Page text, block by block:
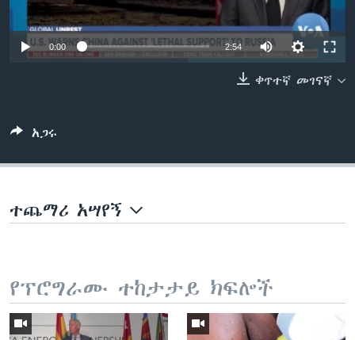
ቋንቋዎች
0:00 2:54
ቀጥተኛ መገናኛ
አጋሩ
ተጨማሪ አሣየኝ
የፕሮግራሙ ተከታታይ ክፍሎች